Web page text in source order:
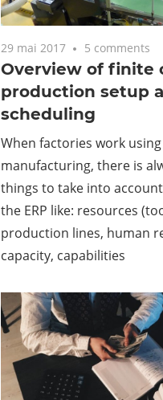
29 mai 2017 5 comments
Overview of finite
production setup
scheduling
When factories work
manufacturing, there is
things to take into
the ERP like: resources
production lines, human
capacity, capabilities